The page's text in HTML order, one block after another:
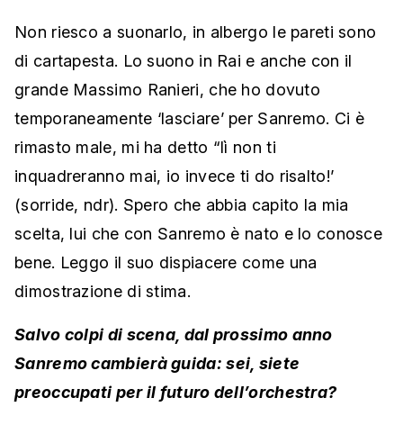
Non riesco a suonarlo, in albergo le pareti sono
di cartapesta. Lo suono in Rai e anche con il
grande Massimo Ranieri, che ho dovuto
temporaneamente ‘lasciare’ per Sanremo. Ci è
rimasto male, mi ha detto “lì non ti
inquadreranno mai, io invece ti do risalto!’
(sorride, ndr). Spero che abbia capito la mia
scelta, lui che con Sanremo è nato e lo conosce
bene. Leggo il suo dispiacere come una
dimostrazione di stima.
Salvo colpi di scena, dal prossimo anno
Sanremo cambierà guida: sei, siete
preoccupati per il futuro dell’orchestra?